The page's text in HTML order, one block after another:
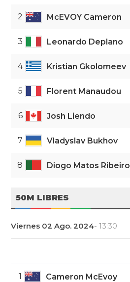
2 McEVOY Cameron
3 Leonardo Deplano
4 Kristian Gkolomeev
5 Florent Manaudou
6 Josh Liendo
7 Vladyslav Bukhov
8 Diogo Matos Ribeiro
50M LIBRES
Viernes 02 Ago. 2024- 13:30
1 Cameron McEvoy